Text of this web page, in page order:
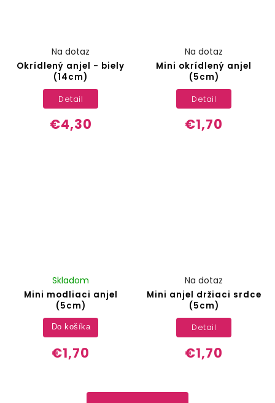
Okrídlený anjel - biely
(14cm)
Na dotaz
€4,30
Detail
Mini okrídlený anjel
(5cm)
Na dotaz
€1,70
Detail
Mini modliaci anjel
(5cm)
Skladom
€1,70
Do košíka
Mini anjel držiaci srdce
(5cm)
Na dotaz
€1,70
Detail